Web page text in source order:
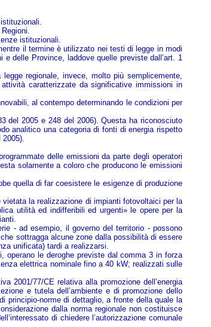
istituzionali.
il termine è utilizzato nei testi di legge in modi
delle Province, laddove quelle previste dall’art. 1
regionale, invece, molto più semplicemente,
caratterizzate da significative immissioni in
al contempo determinando le condizioni per
del 2005 e 248 del 2006). Questa ha riconosciuto
analitico una categoria di fonti di energia rispetto
2005).
delle emissioni da parte degli operatori
solamente a coloro che producono le emissioni
quella di far coesistere le esigenze di produzione
la realizzazione di impianti fotovoltaici per la
utilità ed indifferibili ed urgenti» le opere per la
- ad esempio, il governo del territorio - possono
sottragga alcune zone dalla possibilità di essere
unificata) tardi a realizzarsi.
operano le deroghe previste dal comma 3 in forza
elettrica nominale fino a 40 kW; realizzati sulle
2001/77/CE relativa alla promozione dell’energia
e tutela dell’ambiente e di promozione dello
principio-norme di dettaglio, a fronte della quale la
dalla norma regionale non costituisce
di chiedere l’autorizzazione comunale